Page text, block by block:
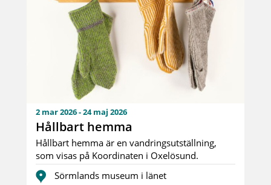
2 mar 2026 - 24 maj 2026
Hållbart hemma
Hållbart hemma är en vandringsutställning,
som visas på Koordinaten i Oxelösund.
Utställningen vi...
Sörmlands museum i länet